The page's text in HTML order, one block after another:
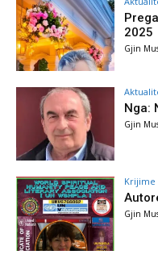
2025
Gjin
Nga:
Gjin
Krijime
Gjin